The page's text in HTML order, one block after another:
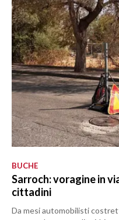
BUCHE
Sarroch: voragine in
cittadini
Da mesi automobilisti